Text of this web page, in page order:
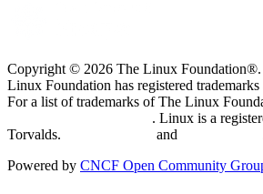
Copyright © 2026 The Linux Foundation®.
Linux Foundation has registered trademarks
For a list of trademarks of The Linux
. Linux is a
Torvalds.
and
Powered by CNCF Open Community